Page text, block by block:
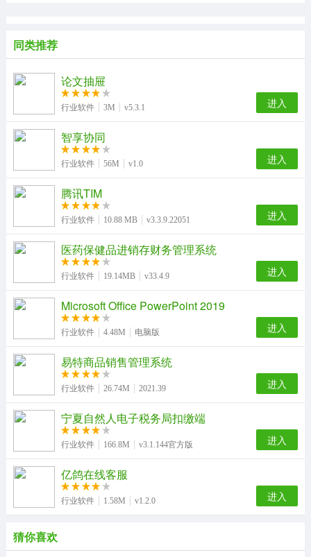
同类推荐
论文抽屉
行业软件 3M v5.3.1 进入
智享协同
行业软件 56M v1.0 进入
腾讯TIM
行业软件 10.88 MB v3.3.9.22051 进入
医药保健品进销存财务管理系统
行业软件 19.14MB v33.4.9 进入
Microsoft Office PowerPoint 2019
行业软件 4.48M 电脑版 进入
易特商品销售管理系统
行业软件 26.74M 2021.39 进入
宁夏自然人电子税务局扣缴端
行业软件 166.8M v3.1.144官方版 进入
亿鸽在线客服
行业软件 1.58M v1.2.0 进入
猜你喜欢